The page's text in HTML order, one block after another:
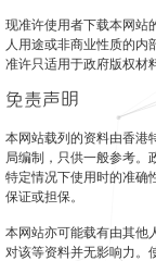
现准许使用者下载本网站
人用途或非商业性质的
准许只适用于政府版权材
免责声明
本网站载列的资料由香港
局编制，只供一般参考。
特定情况下使用时的准确
保证或担保。
本网站亦可能载有由其他
对该等资料并无影响力。